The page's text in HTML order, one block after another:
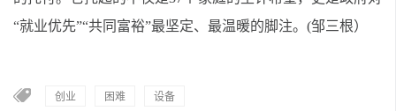
“就业优先”“共同富裕”最坚定、最温暖的脚注。(邹三根）
创业 困难 设备